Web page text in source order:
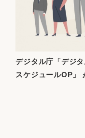
デジタル庁「デジ
スケジュールOP」